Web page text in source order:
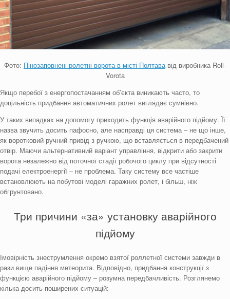
Фото: Пінозаповнені ролетні ворота в місті Полтававід виробника Roll-
Vorota
Якщо перебої з енергопостачанням об’єкта виникають часто, то
доцільність придбання автоматичних ролет виглядає сумнівно.
У таких випадках на допомогу приходить функція аварійного підйому. Її
назва звучить досить пафосно, але насправді ця система – не що інше,
як воротковий ручний привід з ручкою, що вставляється в передбачений
отвір. Маючи альтернативний варіант управління, відкрити або закрити
ворота незалежно від поточної стадії робочого циклу при відсутності
подачі електроенергії – не проблема. Таку систему все частіше
встановлюють на побутові моделі гаражних ролет, і більш, ніж
обгрунтовано.
Три причини «за» установку аварійного
підйому
Імовірність знеструмлення окремо взятої роллетної системи завжди в
рази вище падіння метеорита. Відповідно, придбання конструкції з
функцією аварійного підйому – розумна передбачливість. Розглянемо
кілька досить поширених ситуацій: